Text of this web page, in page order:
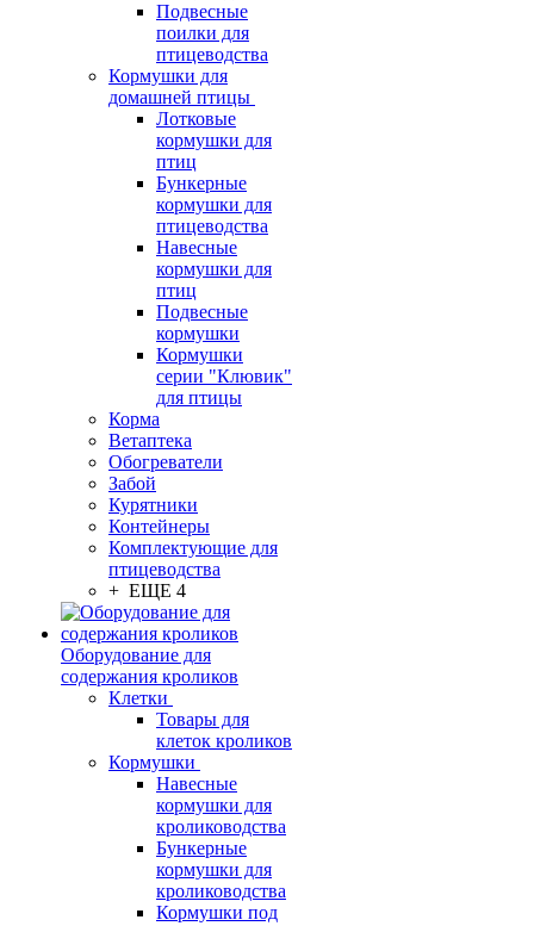
Подвесные
поилки для
птицеводства
Кормушки для
домашней птицы
Лотковые
кормушки для
птиц
Бункерные
кормушки для
птицеводства
Навесные
кормушки для
птиц
Подвесные
кормушки
Кормушки
серии "Клювик"
для птицы
Корма
Ветаптека
Обогреватели
Забой
Курятники
Контейнеры
Комплектующие для
птицеводства
+ ЕЩЕ 4
Оборудование для
содержания кроликов
Клетки
Товары для
клеток кроликов
Кормушки
Навесные
кормушки для
кролиководства
Бункерные
кормушки для
кролиководства
Кормушки под